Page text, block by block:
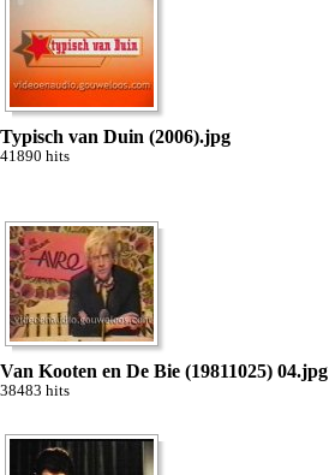
Typisch van Duin (2006).jpg
41890 hits
Van Kooten en De Bie (19811025) 04.jpg
38483 hits